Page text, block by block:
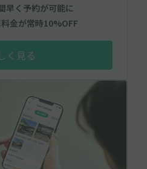
早く予約が可能に
金が常時10%OFF
く見る